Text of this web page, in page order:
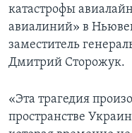
катастрофы
авиалиний» в
заместитель
Дмитрий Сторожук.
«Эта трагедия
пространстве